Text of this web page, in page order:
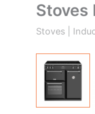
Stoves
Stoves |